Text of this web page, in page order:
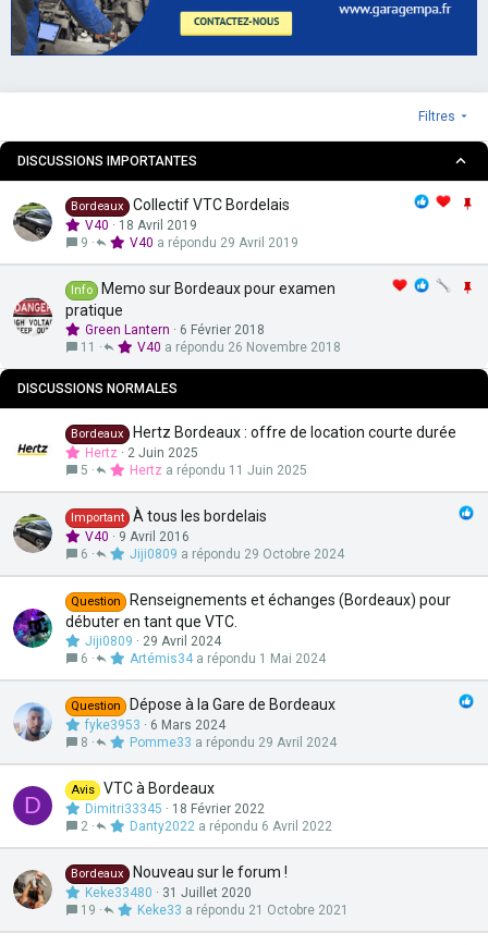
Filtres
DISCUSSIONS IMPORTANTES
o
Bordeaux Collectif VTC Bordelais
V40
18 Avril 2019
9
29 Avril 2019
V40
Info
Memo sur Bordeaux pour examen
pratique
Green Lantern
6 Février 2018
11
26 Novembre 2018
V40
DISCUSSIONS NORMALES
Bordeaux Hertz Bordeaux : offre de location courte durée
Hertz
2 Juin 2025
5
11 Juin 2025
Hertz
Important À tous les bordelais
V40
9 Avril 2016
6
29 Octobre 2024
Jiji0809
Question
Renseignements et échanges (Bordeaux) pour
débuter en tant que VTC.
Jiji0809
29 Avril 2024
6
1 Mai 2024
Artémis34
Question Dépose à la Gare de Bordeaux
fyke3953
6 Mars 2024
8
29 Avril 2024
Pomme33
D
Avis VTC à Bordeaux
Dimitri33345
18 Février 2022
2
6 Avril 2022
Danty2022
Bordeaux Nouveau sur le forum !
Keke33480
31 Juillet 2020
19
21 Octobre 2021
Keke33